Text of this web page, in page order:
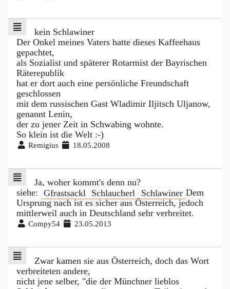
kein Schlawiner
Der Onkel meines Vaters hatte dieses Kaffeehaus
gepachtet,
als Sozialist und späterer Rotarmist der Bayrischen
Räterepublik
hat er dort auch eine persönliche Freundschaft
geschlossen
mit dem russischen Gast Wladimir Iljitsch Uljanow,
genannt Lenin,
der zu jener Zeit in Schwabing wohnte.
So klein ist die Welt :-)
Remigius 18.05.2008
Ja, woher kommt's denn nu?
siehe: Gfrastsackl Schlaucherl Schlawiner Dem
Ursprung nach ist es sicher aus Österreich, jedoch
mittlerweil auch in Deutschland sehr verbreitet.
Compy54 23.05.2013
Zwar kamen sie aus Österreich, doch das Wort
verbreiteten andere,
nicht jene selber, "die der Münchner lieblos